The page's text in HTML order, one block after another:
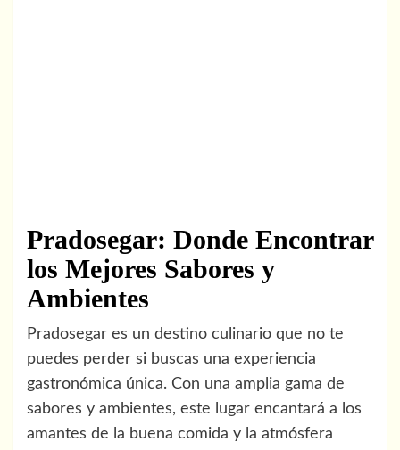
Pradosegar: Donde Encontrar
los Mejores Sabores y
Ambientes
Pradosegar es un destino culinario que no te
puedes perder si buscas una experiencia
gastronómica única. Con una amplia gama de
sabores y ambientes, este lugar encantará a los
amantes de la buena comida y la atmósfera